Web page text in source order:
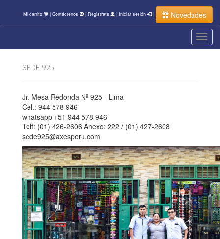
Mi carrito | Contáctenos | Registrate | Iniciar sesión | Novedades
SEDE 925
Jr. Mesa Redonda Nº 925 - Lima
Cel.: 944 578 946
whatsapp +51 944 578 946
Telf: (01) 426-2606 Anexo: 222 / (01) 427-2608
sede925@axesperu.com